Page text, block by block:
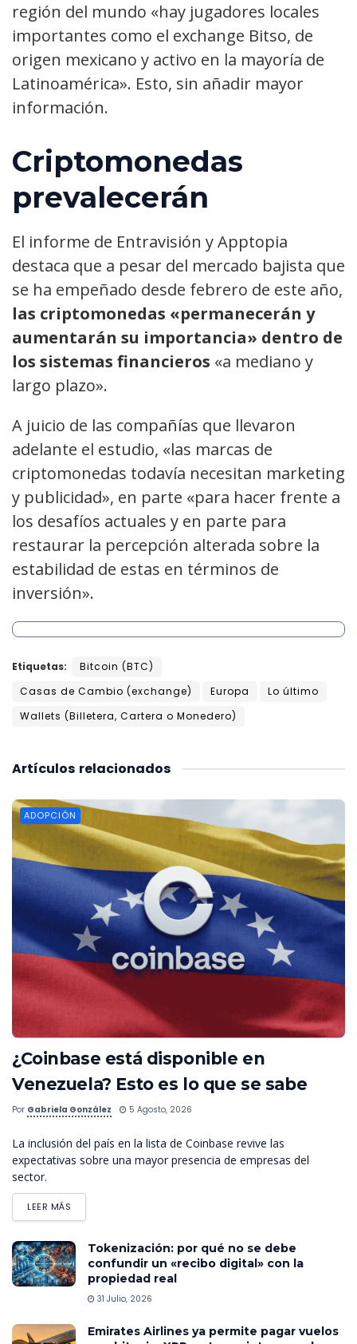
región del mundo «hay jugadores locales
importantes como el exchange Bitso, de
origen mexicano y activo en la mayoría de
Latinoamérica». Esto, sin añadir mayor
información.
Criptomonedas
prevalecerán
El informe de Entravisión y Apptopia
destaca que a pesar del mercado bajista que
se ha empeñado desde febrero de este año,
las criptomonedas «permanecerán y
aumentarán su importancia» dentro de
los sistemas financieros «a mediano y
largo plazo».
A juicio de las compañías que llevaron
adelante el estudio, «las marcas de
criptomonedas todavía necesitan marketing
y publicidad», en parte «para hacer frente a
los desafíos actuales y en parte para
restaurar la percepción alterada sobre la
estabilidad de estas en términos de
inversión».
Etiquetas:
Bitcoin (BTC)
Casas de Cambio (exchange)
Europa
Lo último
Wallets (Billetera, Cartera o Monedero)
relacionados
Artículos
ADOPCIÓN
¿Coinbase está disponible en
Venezuela? Esto es lo que se sabe
Por Gabriela González 5 Agosto, 2026
La inclusión del país en la lista de Coinbase revive las
expectativas sobre una mayor presencia de empresas del
sector.
LEER MÁS
Tokenización: por qué no se debe
confundir un «recibo digital» con la
propiedad real
31 Julio, 2026
Emirates Airlines ya permite pagar vuelos